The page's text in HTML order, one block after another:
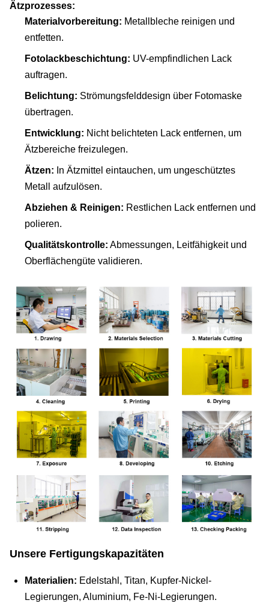
Ätzprozesses:
Materialvorbereitung: Metallbleche reinigen und
entfetten.
Fotolackbeschichtung: UV-empfindlichen Lack
auftragen.
Belichtung: Strömungsfelddesign über Fotomaske
übertragen.
Entwicklung: Nicht belichteten Lack entfernen, um
Ätzbereiche freizulegen.
Ätzen: In Ätzmittel eintauchen, um ungeschütztes
Metall aufzulösen.
Abziehen & Reinigen: Restlichen Lack entfernen und
polieren.
Qualitätskontrolle: Abmessungen, Leitfähigkeit und
Oberflächengüte validieren.
Unsere Fertigungskapazitäten
Materialien: Edelstahl, Titan, Kupfer-Nickel-
Legierungen, Aluminium, Fe-Ni-Legierungen.